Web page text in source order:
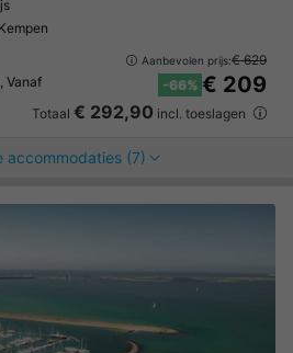
Vanaf
Aanbevolen prijs:€ 629
-66% € 209
Totaal € 292,90 incl. toeslagen
accommodaties (7)